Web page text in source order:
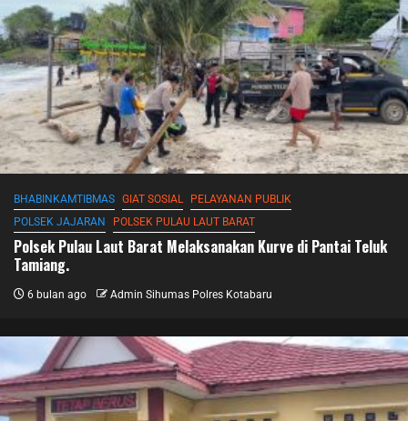
BHABINKAMTIBMAS GIAT SOSIAL
PELAYANAN PUBLIK
POLSEK JAJARAN
POLSEK PULAU LAUT BARAT
Polsek Pulau Laut Barat Melaksanakan Kurve di Pantai Teluk
Tamiang.
6 bulan ago Admin Sihumas Polres Kotabaru